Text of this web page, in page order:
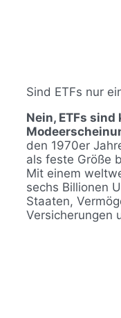
Sind ETFs nur
Nein, ETFs
den 1970er
als feste Größe
Mit einem
sechs Billionen
Staaten,
Versicherungen